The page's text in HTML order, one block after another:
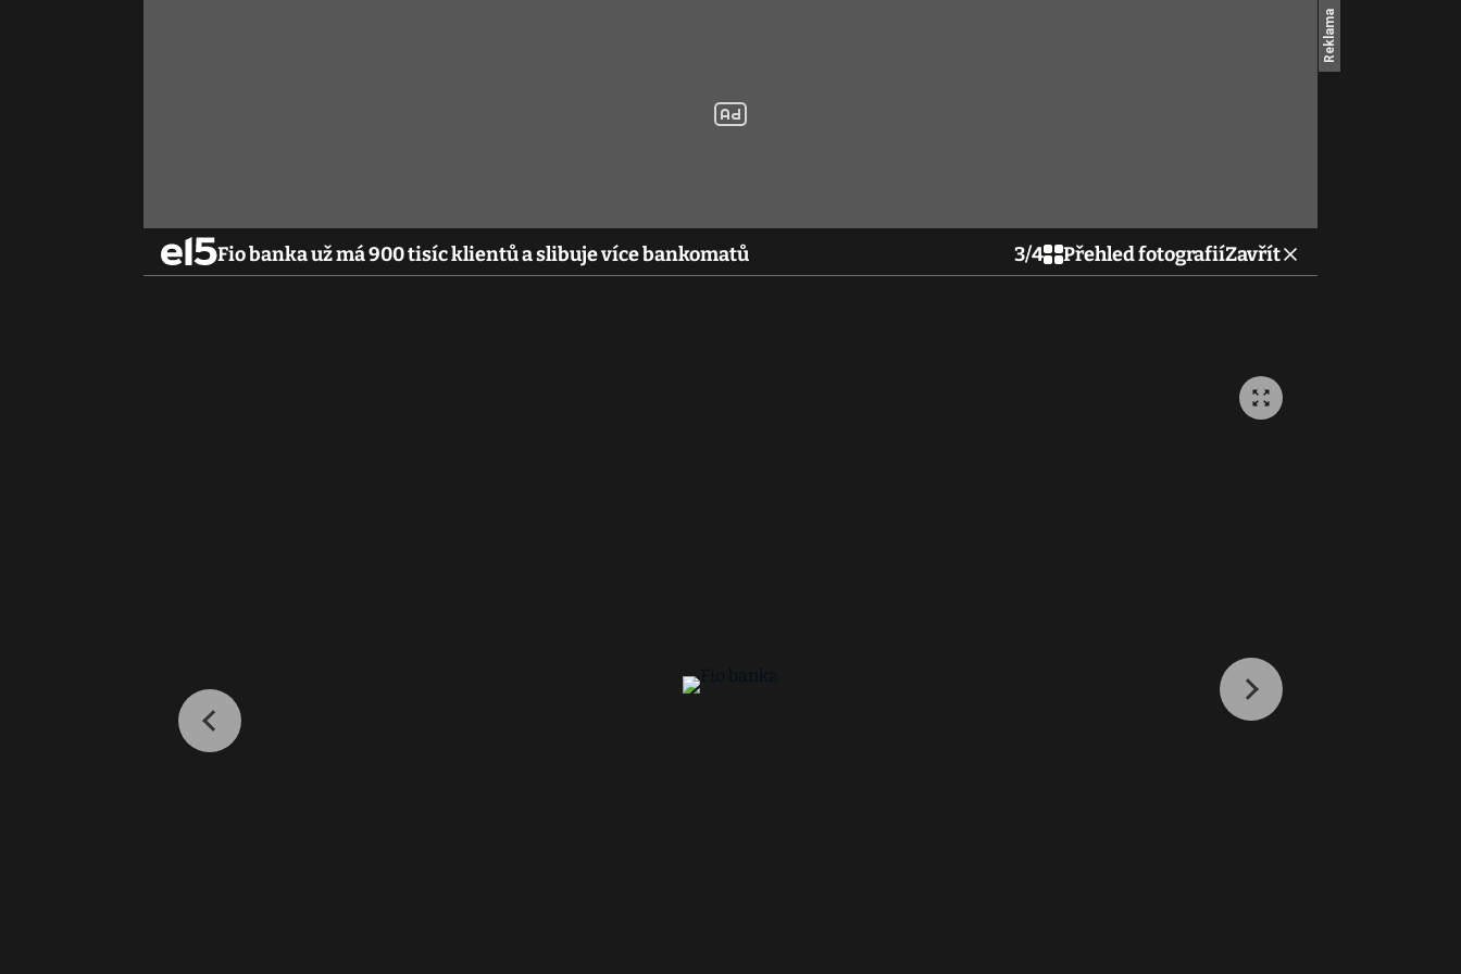
Fio banka už má 900 tisíc klientů a slibuje více bankomatů 3/4 Přehled fotografiíZavřít